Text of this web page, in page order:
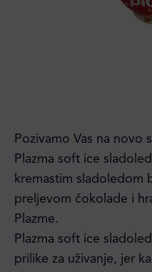
Pozivamo Vas na novo
Plazma soft ice
kremastim sladoledom
preljevom čokolade i
Plazme.
Plazma soft ice
prilike za uživanje, jer